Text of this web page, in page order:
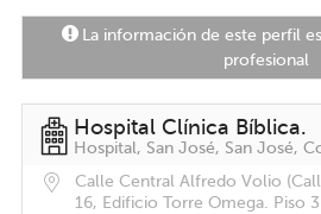
La información de este perfil
profesional
Hospital Clínica Bíblica.
Hospital, San José, San José,
Calle Central Alfredo Volio
16, Edificio Torre Omega. Piso